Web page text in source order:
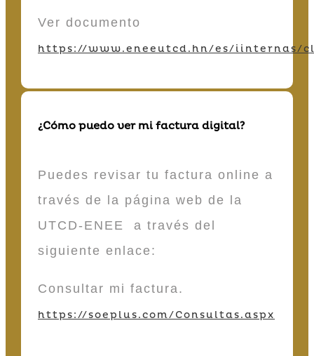
Ver documento
https://www.eneeutcd.hn/es/iinternas/
¿Cómo puedo ver mi factura digital?
Puedes revisar tu factura online a
través de la página web de la
UTCD-ENEE a través del
siguiente enlace:
Consultar mi factura.
https://soeplus.com/Consultas.aspx